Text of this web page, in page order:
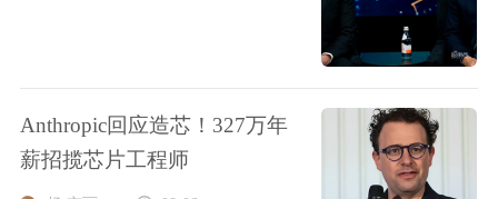
Anthropic回应造芯！327万年
薪招揽芯片工程师